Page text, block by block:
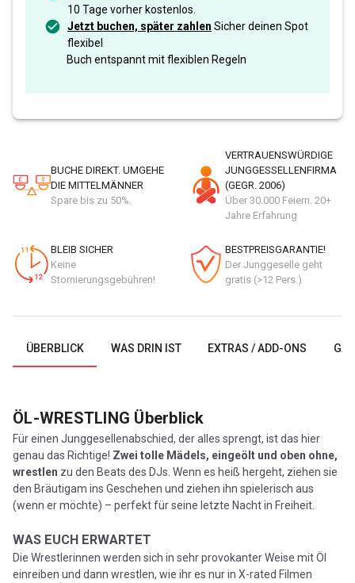
10 Tage vorher kostenlos.
Jetzt buchen, später zahlen Sicher deinen Spot
flexibel
Buch entspannt mit flexiblen Regeln
BUCHE DIREKT. UMGEHE
DIE MITTELMÄNNER
Spare bis zu 50%.
VERTRAUENSWÜRDIGE
JUNGGESSELLENFIRMA
(GEGR. 2006)
Über 30.000 Feiern. 20+
Jahre Erfahrung
BLEIB SICHER
Keine
Stornierungsgebühren!
BESTPREISGARANTIE!
Der Junggeselle geht
gratis (>12 Pers.)
ÜBERBLICK WAS DRIN IST EXTRAS / ADD-ONS
ÖL-WRESTLING Überblick
Für einen Junggesellenabschied, der alles sprengt, ist das hier
genau das Richtige! Zwei tolle Mädels, eingeölt und oben ohne,
wrestlen zu den Beats des DJs. Wenn es heiß hergeht, ziehen sie
den Bräutigam ins Geschehen und ziehen ihn spielerisch aus
(wenn er möchte) – perfekt für seine letzte Nacht in Freiheit.
WAS EUCH ERWARTET
Die Wrestlerinnen werden sich in sehr provokanter Weise mit Öl
einreiben und dann wrestlen, wie ihr es nur in X-rated Filmen